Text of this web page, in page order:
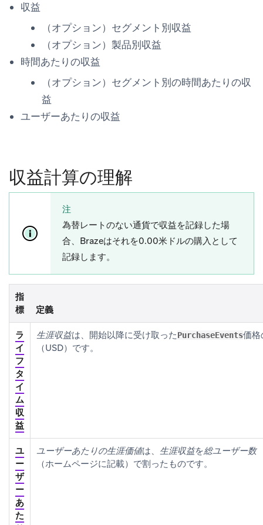
収益
（オプション）セグメント別収益
（オプション）製品別収益
時間あたりの収益
（オプション）セグメント別の時間あたりの収
益
ユーザーあたりの収益
収益計算の理解
注
為替レートのない通貨で収益を記録した場
合、Brazeはそれを0.00米ドルの購入として
記録します。
指
標
定義
ラ
イ
フ
タ
イ
ム
収
益
生涯収益は、開始以降に受け取ったPurchaseEvents価格
（USD）です。
ユ
ー
ザ
ー
あ
た
ユーザーあたりの生涯価値は、 生涯収益を総ユーザー数
（ホームページに記載）で割ったものです。